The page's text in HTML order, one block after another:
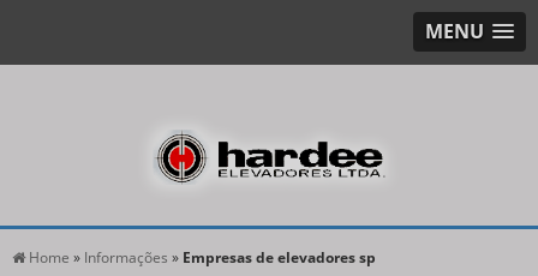
MENU
Home » Informações » Empresas de elevadores sp